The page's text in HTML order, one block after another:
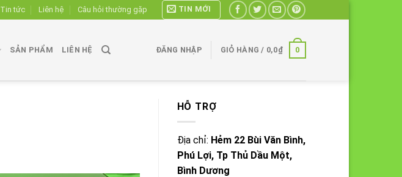
Tin tức Liên hệ Câu hỏi thường gặp TIN MỚI
SẢN PHẨM LIÊN HỆ ĐĂNG NHẬP GIỎ HÀNG / 0,0₫ 0
HỖ TRỢ
Địa chỉ: Hẻm 22 Bùi Văn Bình,
Phú Lợi, Tp Thủ Dầu Một,
Bình Dương